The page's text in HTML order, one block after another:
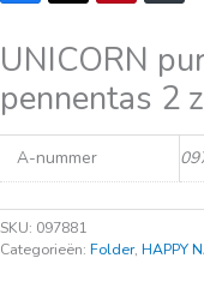
UNICORN
pennentas 2
A-nummer
SKU: 097881
Categorieën: Folder, HAPPY